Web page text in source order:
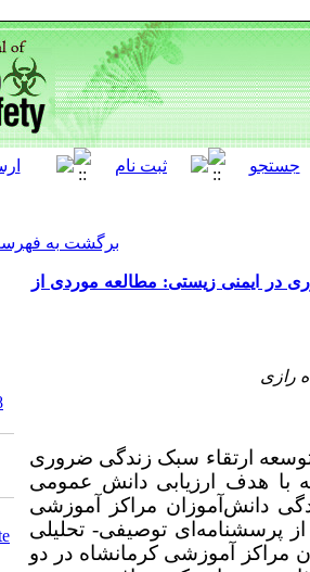
برگشت به
در ایمنی زیستی: مطالعه موردی از
رازی
توسعه ارتقاء سبک زندگی ضروری
با هدف ارزیابی دانش عمومی
دانش‌آموزان مراکز آموزشی
پرسشنامه‌ای توصیفی- تحلیلی
آموزشی کرمانشاه در دو